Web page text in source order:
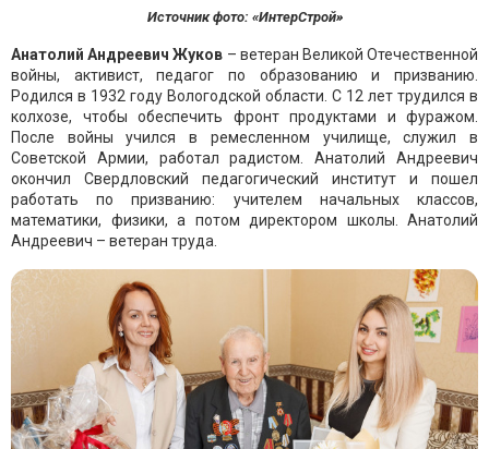
Источник фото: «ИнтерСтрой»
Анатолий Андреевич Жуков – ветеран Великой Отечественной
войны, активист, педагог по образованию и призванию.
Родился в 1932 году Вологодской области. С 12 лет трудился в
колхозе, чтобы обеспечить фронт продуктами и фуражом.
После войны учился в ремесленном училище, служил в
Советской Армии, работал радистом. Анатолий Андреевич
окончил Свердловский педагогический институт и пошел
работать по призванию: учителем начальных классов,
математики, физики, а потом директором школы. Анатолий
Андреевич – ветеран труда.